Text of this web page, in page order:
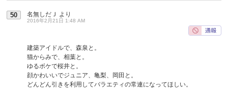
50 名無しだＪ より
2016年2月21日 1:48 AM
建築アイドルで、森泉と。
猫からみで、相葉と。
ゆるボケで桜井と。
顔かわいいでジュニア、亀梨、岡田と。
どんどん引きを利用してバラエティの常連になってほしい。